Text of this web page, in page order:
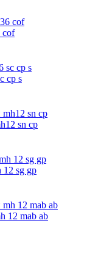
cof
cp s
sn cp
12 sg gp
12 mab ab